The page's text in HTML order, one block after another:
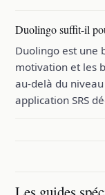
Duolingo suffit-il
Duolingo est une
motivation et les
au-delà du
application SRS